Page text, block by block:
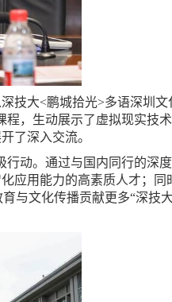
技大<鹏城拾光>多语深圳文
程，生动展示了虚拟现实技
了深入交流。
行动。通过与国内同行的深
应用能力的高素质人才；同
与文化传播贡献更多“深技